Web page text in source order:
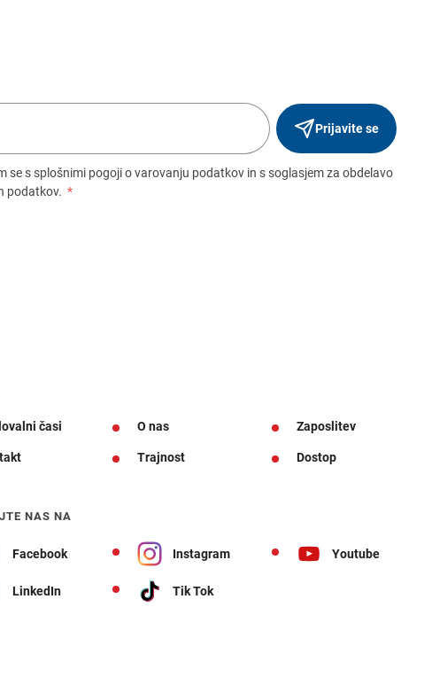
Prijavite se
se s splošnimi pogoji o varovanju podatkov in s soglasjem za obdelavo
podatkov. *
časi O nas Zaposlitev
Trajnost Dostop
NAS NA
Facebook Instagram Youtube
LinkedIn Tik Tok